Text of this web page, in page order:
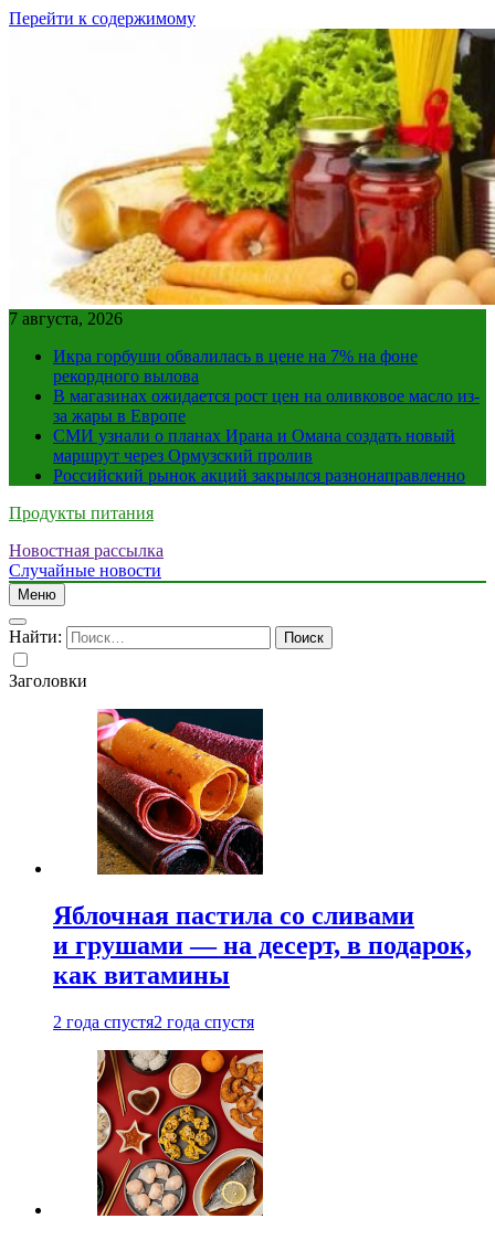
Перейти к содержимому
7 августа, 2026
Икра горбуши обвалилась в цене на 7% на фоне
рекордного вылова
В магазинах ожидается рост цен на оливковое масло из-
за жары в Европе
СМИ узнали о планах Ирана и Омана создать новый
маршрут через Ормузский пролив
Российский рынок акций закрылся разнонаправленно
Продукты питания
Новостная рассылка
Случайные новости
Меню
Найти:
Заголовки
Яблочная пастила со сливами
и грушами — на десерт, в подарок,
как витамины
2 года спустя2 года спустя